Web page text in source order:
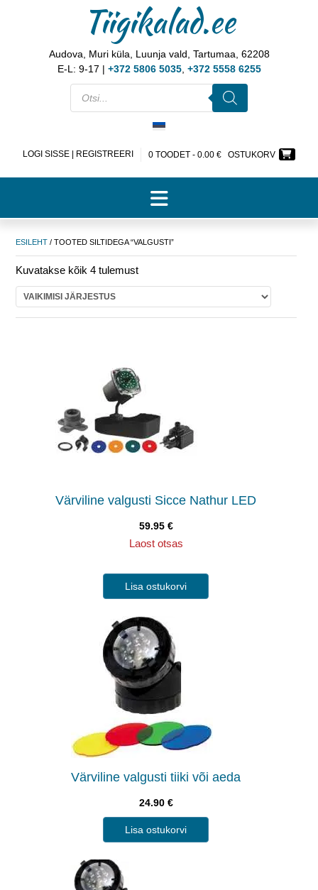
Tiigikalad.ee
Audova, Muri küla, Luunja vald, Tartumaa, 62208
E-L: 9-17 | +372 5806 5035, +372 5558 6255
LOGI SISSE | REGISTREERI 0 TOODET - 0.00 € OSTUKORV
ESILEHT / TOOTED SILTIDEGA “VALGUSTI”
Kuvatakse kõik 4 tulemust
Värviline valgusti Sicce Nathur LED
59.95 €
Laost otsas
Lisa ostukorvi
Värviline valgusti tiiki või aeda
24.90 €
Lisa ostukorvi